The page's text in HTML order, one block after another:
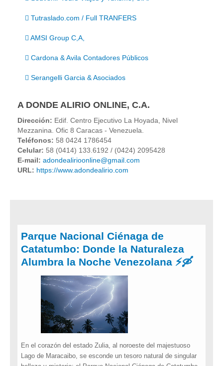
Tutraslado.com / Full TRANFERS
AMSI Group C,A,
Cardona & Avila Contadores Públicos
Serangelli Garcia & Asociados
A DONDE ALIRIO ONLINE, C.A.
Dirección: Edif. Centro Ejecutivo La Hoyada, Nivel
Mezzanina. Ofic 8 Caracas - Venezuela.
Teléfonos: 58 0424 1786454
Celular: 58 (0414) 133.6192 / (0424) 2095428
E-mail: adondealirioonline@gmail.com
URL: https://www.adondealirio.com
Parque Nacional Ciénaga de
Catatumbo: Donde la Naturaleza
Alumbra la Noche Venezolana ⚡️🛶
En el corazón del estado Zulia, al noroeste del majestuoso
Lago de Maracaibo, se esconde un tesoro natural de singular